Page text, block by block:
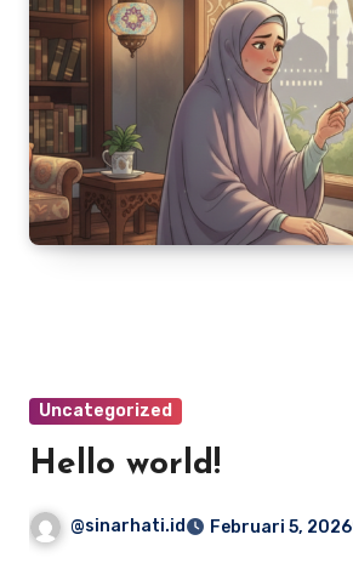
Uncategorized
Hello world!
@sinarhati.id Februari 5, 2026